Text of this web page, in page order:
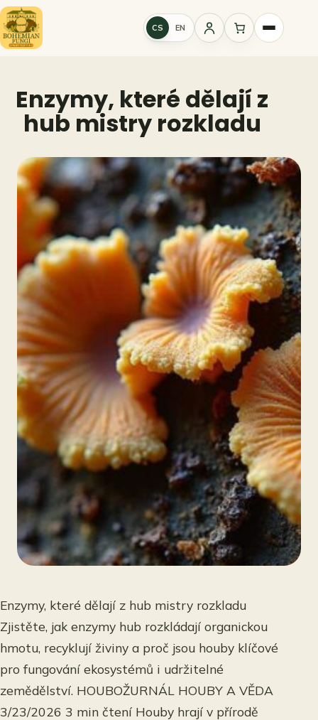
Přeskočit
na
obsah
CS EN
Přihlášení
Enzymy, které dělají z
hub mistry rozkladu
Enzymy, které dělají z hub mistry rozkladu
Zjistěte, jak enzymy hub rozkládají organickou
hmotu, recyklují živiny a proč jsou houby klíčové
pro fungování ekosystémů i udržitelné
zemědělství. HOUBOŽURNÁL HOUBY A VĚDA
3/23/2026 3 min čtení Houby hrají v přírodě